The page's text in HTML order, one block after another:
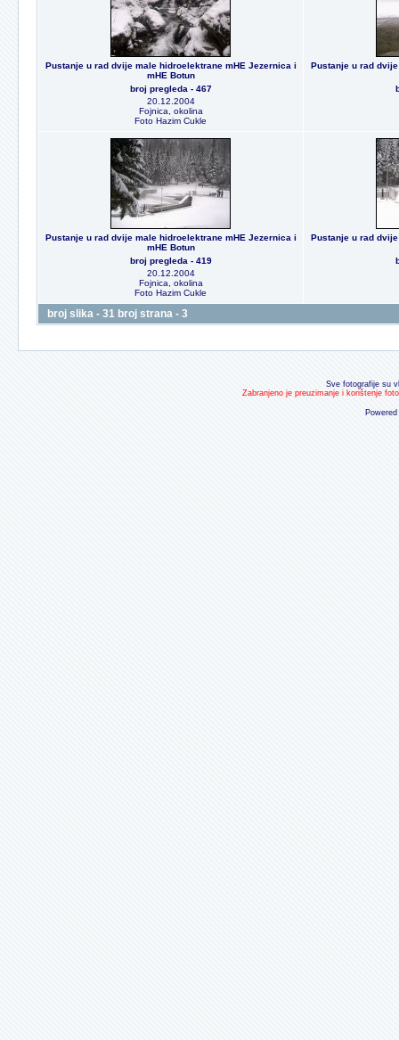
Pustanje u rad dvije male hidroelektrane mHE Jezernica i
mHE Botun
broj pregleda - 467
20.12.2004
Fojnica, okolina
Foto Hazim Cukle
Pustanje u rad
Pustanje u rad dvije male hidroelektrane mHE Jezernica i
mHE Botun
broj pregleda - 419
20.12.2004
Fojnica, okolina
Foto Hazim Cukle
Pustanje u rad
broj slika - 31 broj strana - 3
Sve fotografije su
Zabranjeno je preuzimanje i korištenje